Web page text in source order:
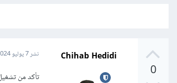
0
Chihab Hedidi نشر7 يوليو 2024